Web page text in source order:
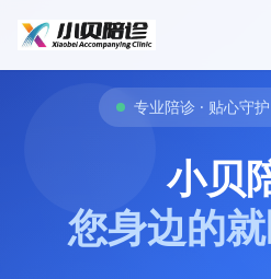
专业陪诊 · 贴心守
小贝
您身边的